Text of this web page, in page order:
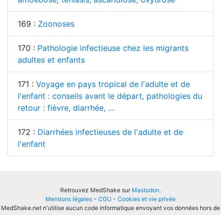
169 : Zoonoses
170 : Pathologie infectieuse chez les migrants
adultes et enfants
171 : Voyage en pays tropical de l'adulte et de
l'enfant : conseils avant le départ, pathologies du
retour : fièvre, diarrhée, ...
172 : Diarrhées infectieuses de l'adulte et de
l'enfant
Retrouvez MedShake sur Mastodon.
Mentions légales - CGU - Cookies et vie privée
MedShake.net n'utilise aucun code informatique envoyant vos données hors de